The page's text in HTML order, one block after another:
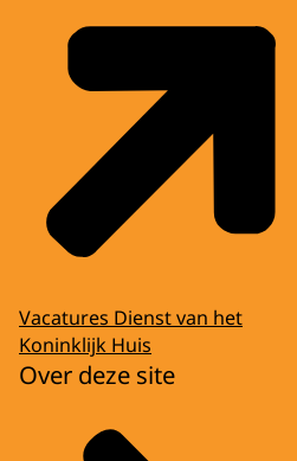
Vacatures Dienst van het
Koninklijk Huis
Over deze site